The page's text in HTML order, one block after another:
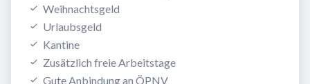
Weihnachtsgeld
Urlaubsgeld
Kantine
Zusätzlich freie Arbeitstage
Gute Anbindung an ÖPNV